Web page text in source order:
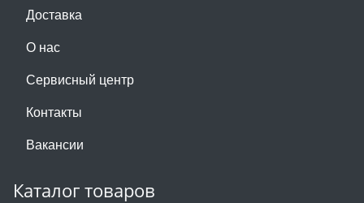
Доставка
О нас
Сервисный центр
Контакты
Вакансии
Каталог товаров